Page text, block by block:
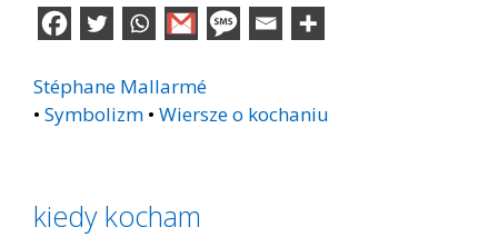
Stéphane Mallarmé
• Symbolizm • Wiersze o kochaniu
kiedy kocham